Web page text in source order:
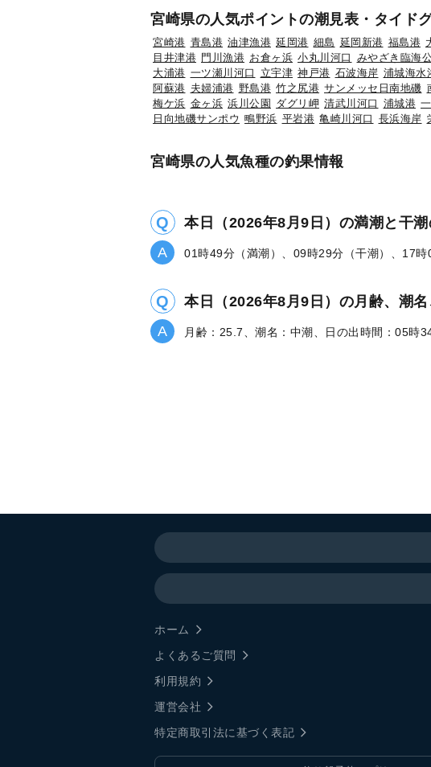
宮崎県の人気ポイントの潮見表・タイド
宮崎港 青島港 油津漁港 延岡港 細島 延岡新港 福島港
目井津港 門川漁港 お倉ヶ浜 小丸川河口 みやざき臨海
大浦港 一ツ瀬川河口 立宇津 神戸港 石波海岸 浦城海水
阿蘇港 夫婦浦港 野島港 竹之尻港 サンメッセ日南地磯
梅ケ浜 金ヶ浜 浜川公園 ダグリ岬 清武川河口 浦城港
日向地磯サンポウ 鴫野浜 平岩港 亀崎川河口 長浜海岸
宮崎県の人気魚種の釣果情報
本日（2026年8月9日）の満潮と干
01時49分（満潮）、09時29分（干潮）、17時
本日（2026年8月9日）の月齢、潮
月齢：25.7、潮名：中潮、日の出時間：05時
ホーム
よくあるご質問
利用規約
運営会社
特定商取引法に基づく表記